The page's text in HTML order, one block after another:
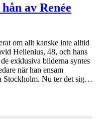
av Renée
om allt kanske inte alltid
Hellenius, 48, och hans
exklusiva bilderna syntes
när han ensam
Stockholm. Nu ter det sig…